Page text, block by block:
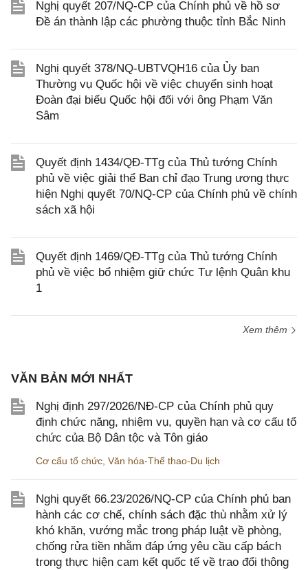
Nghị quyết 207/NQ-CP của Chính phủ về hồ sơ
Đề án thành lập các phường thuộc tỉnh Bắc Ninh
Nghị quyết 378/NQ-UBTVQH16 của Ủy ban
Thường vụ Quốc hội về việc chuyển sinh hoạt
Đoàn đại biểu Quốc hội đối với ông Phạm Văn
Sâm
Quyết định 1434/QĐ-TTg của Thủ tướng Chính
phủ về việc giải thể Ban chỉ đạo Trung ương thực
hiện Nghị quyết 70/NQ-CP của Chính phủ về chính
sách xã hội
Quyết định 1469/QĐ-TTg của Thủ tướng Chính
phủ về việc bổ nhiệm giữ chức Tư lệnh Quân khu
1
Xem thêm
VĂN BẢN MỚI NHẤT
Nghị định 297/2026/NĐ-CP của Chính phủ quy
định chức năng, nhiệm vụ, quyền hạn và cơ cấu tổ
chức của Bộ Dân tộc và Tôn giáo
Cơ cấu tổ chức Văn hóa-Thể thao-Du lịch
Nghị quyết 66.23/2026/NQ-CP của Chính phủ ban
hành các cơ chế, chính sách đặc thù nhằm xử lý
khó khăn, vướng mắc trong pháp luật về phòng,
chống rửa tiền nhằm đáp ứng yêu cầu cấp bách
trong thực hiện cam kết quốc tế về trao đổi thông